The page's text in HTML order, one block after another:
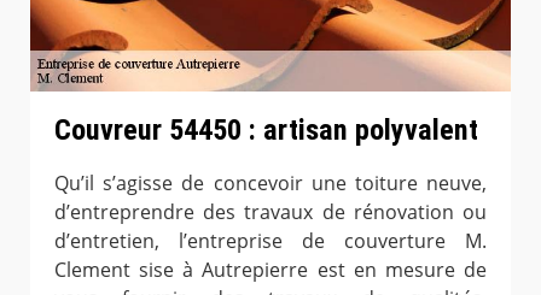
Couvreur 54450 : artisan polyvalent
Qu’il s’agisse de concevoir une toiture neuve,
d’entreprendre des travaux de rénovation ou
d’entretien, l’entreprise de couverture M.
Clement sise à Autrepierre est en mesure de